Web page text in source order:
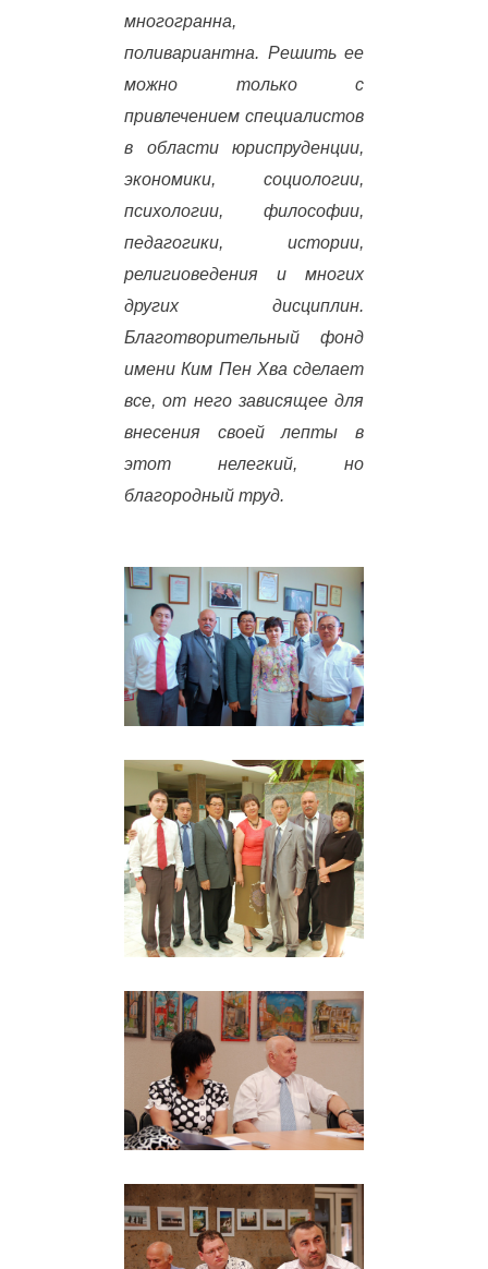
многогранна,
поливариантна. Решить ее
можно только с
привлечением специалистов
в области юриспруденции,
экономики, социологии,
психологии, философии,
педагогики, истории,
религиоведения и многих
других дисциплин.
Благотворительный фонд
имени Ким Пен Хва сделает
все, от него зависящее для
внесения своей лепты в
этот нелегкий, но
благородный труд.